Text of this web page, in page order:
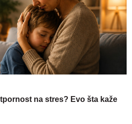
na stres? Evo šta kaže